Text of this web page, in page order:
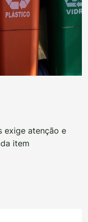
exige atenção e
item